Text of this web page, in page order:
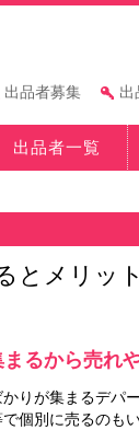
出品者募集 出
出品者一覧
とメリッ
るから売れ
りが集まるデパ
個別に売るのもい